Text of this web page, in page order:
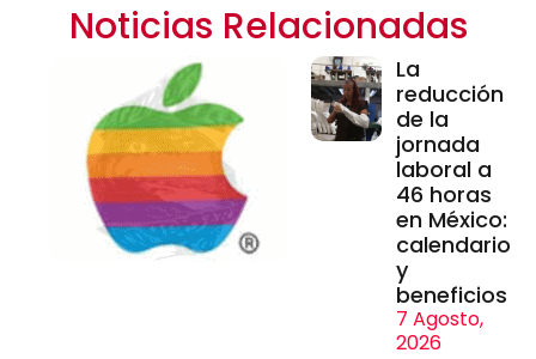
Noticias Relacionadas
La
reducción
de la
jornada
laboral a
46 horas
en México:
calendario
y
beneficios
7 Agosto,
2026